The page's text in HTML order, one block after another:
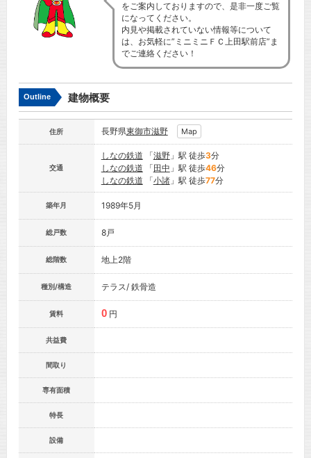
をご案内しておりますので、是非一度ご覧
になってください。
内見や掲載されていない情報等について
は、お気軽に”ミニミニＦＣ上田駅前店”ま
でご連絡ください！
Outline 建物概要
住所 長野県東御市滋野 Map
交通
しなの鉄道 「滋野」駅 徒歩3分
しなの鉄道 「田中 」駅 徒歩46分
しなの鉄道 「小諸」駅 徒歩77分
築年月 1989年5月
総戸数 8戸
総階数 地上2階
種別/構造 テラス/ 鉄骨造
賃料 0 円
共益費
間取り
専有面積
特長
設備